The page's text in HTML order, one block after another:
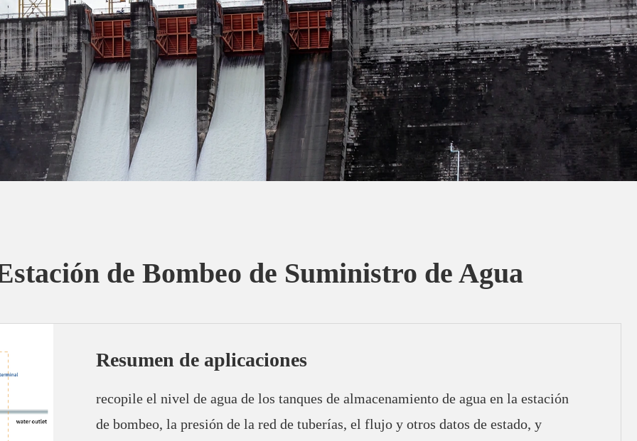
de Bombeo de Suministro de Agua
Resumen de aplicaciones
recopile el nivel de agua de los tanques de almacenamiento de agua en la estación
de bombeo, la presión de la red de tuberías, el flujo y otros datos de estado, y